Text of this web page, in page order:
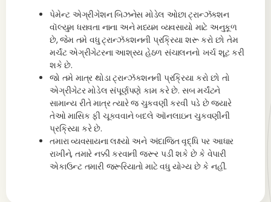
પેમેન્ટ એગ્રીગેશન બિઝનેસ મોડેલ ઓછા ટ્રાન્ઝૅક્શન
વૉલ્યુમ ધરાવતા નાના અને મધ્યમ વ્યવસાયો માટે અનુકૂળ
છે, જેમ તમે વધુ ટ્રાન્ઝૅક્શનની પ્રક્રિયા શરૂ કરો છો તેમ
મર્ચંટ એગ્રીગેટરના આશ્રય હેઠળ સંચાલનનો ખર્ચ શૂટ કરી
શકે છે.
જો તમે માત્ર થોડા ટ્રાન્ઝૅક્શનની પ્રક્રિયા કરો છો તો
એગ્રીગેટર મોડેલ સંપૂર્ણપણે કામ કરે છે. સબ મર્ચંટને
સામાન્ય રીતે માત્ર ત્યારે જ ચુકવણી કરવી પડે છે જ્યારે
તેઓ માસિક ફી ચૂકવવાને બદલે ઑનલાઇન ચુકવણીની
પ્રક્રિયા કરે છે.
તમારા વ્યવસાયના લક્ષ્યો અને અંદાજિત વૃદ્ધિ પર આધાર
રાખીને, તમારે નક્કી કરવાની જરૂર પડી શકે છે કે વેપારી
એકાઉન્ટ તમારી જરૂરિયાતો માટે વધુ યોગ્ય છે કે નહીં.